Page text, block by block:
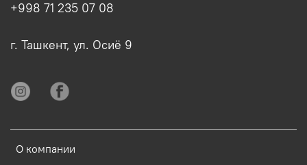
О компании
+998 71 235 07 08
г. Ташкент, ул. Осиё 9